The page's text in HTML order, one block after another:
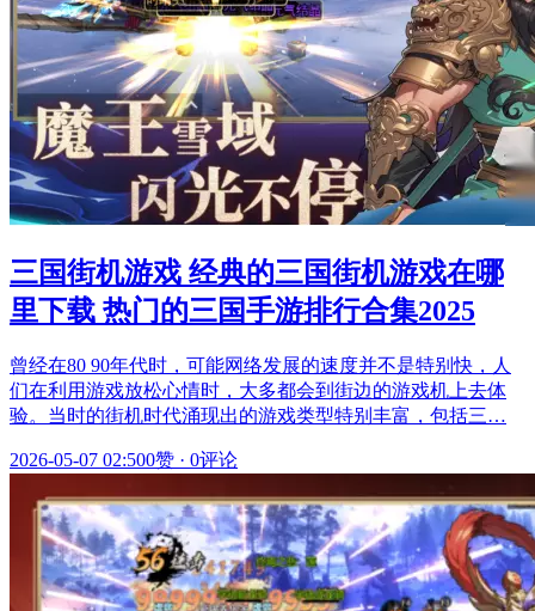
三国街机游戏 经典的三国街机游戏在哪
里下载 热门的三国手游排行合集2025
曾经在80 90年代时，可能网络发展的速度并不是特别快，人
们在利用游戏放松心情时，大多都会到街边的游戏机上去体
验。当时的街机时代涌现出的游戏类型特别丰富，包括三…
2026-05-07 02:500赞 · 0评论